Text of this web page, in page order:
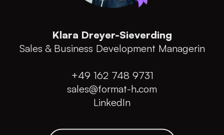
Klara Dreyer-Sieverding
Sales & Business Development Managerin
+49 162 748 9731
sales@format-h.com
LinkedIn